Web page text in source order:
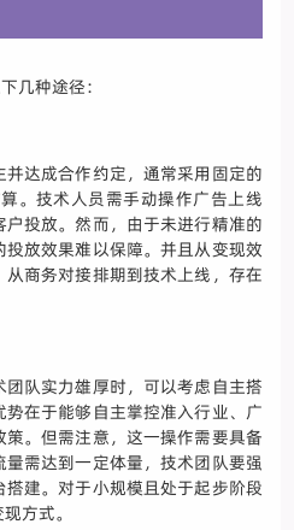
几种途径：
达成合作约定，通常采用固定的
。技术人员需手动操作广告上线
投放。然而，由于未进行精准的
放效果难以保障。并且从变现效
商务对接排期到技术上线，存在
队实力雄厚时，可以考虑自主搭
在于能够自主掌控准入行业、广
。但需注意，这一操作需要具备
需达到一定体量，技术团队要强
建。对于小规模且处于起步阶段
方式。